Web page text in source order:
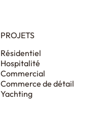
PROJETS
Résidentiel
Hospitalité
Commercial
Commerce de détail
Yachting